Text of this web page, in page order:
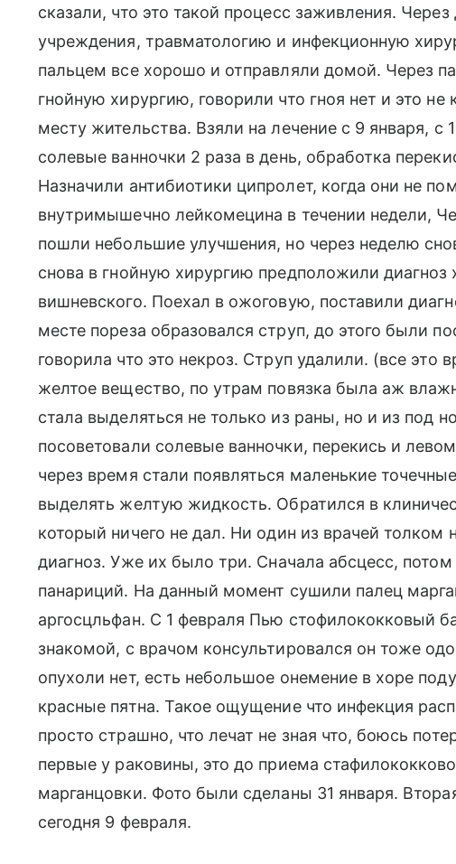
сказали, что это такой процесс заживления.
учреждения, травматологию и инфекционную
пальцем все хорошо и отправляли домой. Через
гнойную хирургию, говорили что гноя нет и это
месту жительства. Взяли на лечение с 9 января, с
солевые ванночки 2 раза в день, обработка
Назначили антибиотики ципролет, когда они не
внутримышечно лейкомецина в течении недели,
пошли небольшие улучшения, но через неделю
снова в гнойную хирургию предположили
вишневского. Поехал в ожоговую, поставили
месте пореза образовался струп, до этого были
говорила что это некроз. Струп удалили. (все это
желтое вещество, по утрам повязка была аж
стала выделяться не только из раны, но и из под
посоветовали солевые ванночки, перекись и
через время стали появляться маленькие
выделять желтую жидкость. Обратился в
который ничего не дал. Ни один из врачей толком
диагноз. Уже их было три. Сначала абсцесс,
панариций. На данный момент сушили палец
аргосцльфан. С 1 февраля Пью стофилококковый
знакомой, с врачом консультировался он тоже
опухоли нет, есть небольшое онемение в хоре
красные пятна. Такое ощущение что инфекция
просто страшно, что лечат не зная что, боюсь
первые у раковины, это до приема
марганцовки. Фото были сделаны 31 января.
сегодня 9 февраля.